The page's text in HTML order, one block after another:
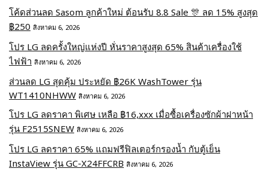
โค้ดส่วนลด Sasom ลูกค้าใหม่ ต้อนรับ 8.8 Sale 🎊 ลด 15% สูงสุด
฿250 สิงหาคม 6, 2026
โปร LG ลดครั้งใหญ่แห่งปี หั่นราคาสูงสุด 65% สินค้าเครื่องใช้
ไฟฟ้า สิงหาคม 6, 2026
ส่วนลด LG สุดคุ้ม ประหยัด ฿26K WashTower รุ่น
WT1410NHWW สิงหาคม 6, 2026
โปร LG ลดราคา พิเศษ เหลือ ฿16,xxx เมื่อซื้อเครื่องซักผ้าฝาหน้า
รุ่น F2515SNEW สิงหาคม 6, 2026
โปร LG ลดราคา 65% แถมฟรีฟิลเตอร์กรองน้ำ กับตู้เย็น
InstaView รุ่น GC-X24FFCRB สิงหาคม 6, 2026